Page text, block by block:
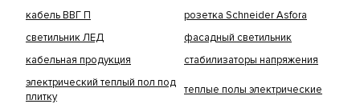
кабель ВВГ П
розетка Schneider Asfora
светильник ЛЕД
фасадный светильник
кабельная продукция
стабилизаторы напряжения
электрический теплый пол под
плитку
теплые полы электрические